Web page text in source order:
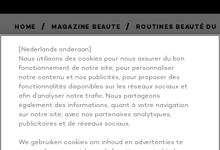
HOME / MAGAZINE BEAUTE / ROUTINES BEAUTÉ
BECAUSE
YOU'RE
WORTH IT
[Nederlands onderaan]
Nous utilisons des cookies pour nous assurer du bon
fonctionnement de notre site, pour personnaliser
notre contenu et nos publicités, pour proposer des
fonctionnalités disponibles sur les réseaux sociaux et
afin d’analyser notre trafic. Nous partageons
également des informations, quant à votre navigation
sur notre site, avec nos partenaires analytiques,
publicitaires et de réseaux sociaux.
We gebruiken cookies om inhoud en advertenties te